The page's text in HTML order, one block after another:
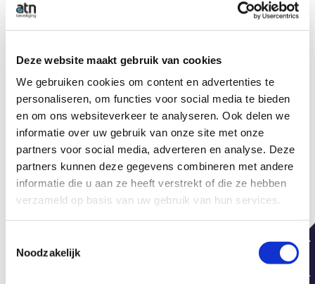
Deze website maakt gebruik van cookies
We gebruiken cookies om content en advertenties te
personaliseren, om functies voor social media te bieden
en om ons websiteverkeer te analyseren. Ook delen we
informatie over uw gebruik van onze site met onze
partners voor social media, adverteren en analyse. Deze
partners kunnen deze gegevens combineren met andere
informatie die u aan ze heeft verstrekt of die ze hebben
verzameld op basis van uw gebruik van hun services.
Noodzakelijk
Domino's Pizza
Beveiligingsinstallatie voor hun 230 Nederlandse
vestigingen